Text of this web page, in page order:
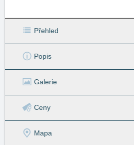
Přehled
Popis
Galerie
Ceny
Mapa